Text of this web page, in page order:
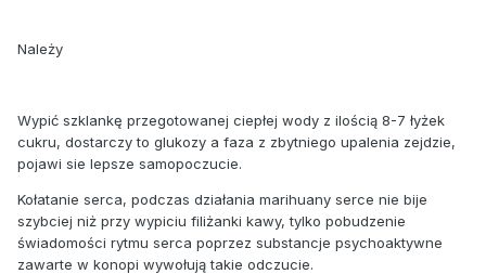
Należy
Wypić szklankę przegotowanej ciepłej wody z ilością 8-7 łyżek
cukru, dostarczy to glukozy a faza z zbytniego upalenia zejdzie,
pojawi sie lepsze samopoczucie.
Kołatanie serca, podczas działania marihuany serce nie bije
szybciej niż przy wypiciu filiżanki kawy, tylko pobudzenie
świadomości rytmu serca poprzez substancje psychoaktywne
zawarte w konopi wywołują takie odczucie.